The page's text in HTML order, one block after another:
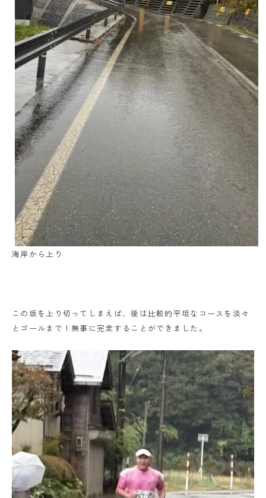
海岸から上り
この坂を上り切ってしまえば、後は比較的平坦なコースを淡々
とゴールまで！無事に完走することができました。